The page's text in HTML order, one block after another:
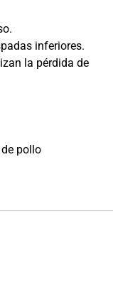
inferiores.
la pérdida de
pollo